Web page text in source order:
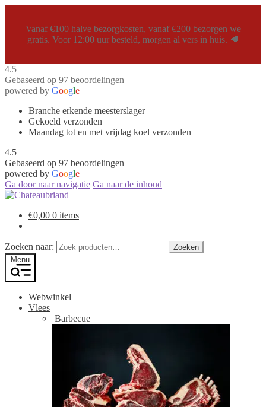
Vanaf €100 halve bezorgkosten, vanaf €200 bezorgen we
gratis. Voor 12:00 uur besteld, morgen al vers in huis. 🥩
4.5
Gebaseerd op 97 beoordelingen
powered by Google
Branche erkende meesterslager
Gekoeld verzonden
Maandag tot en met vrijdag koel verzonden
4.5
Gebaseerd op 97 beoordelingen
powered by Google
Ga door naar navigatie Ga naar de inhoud
€0,00 0 items
Zoeken naar:
Zoeken
Menu
Webwinkel
Vlees
Barbecue